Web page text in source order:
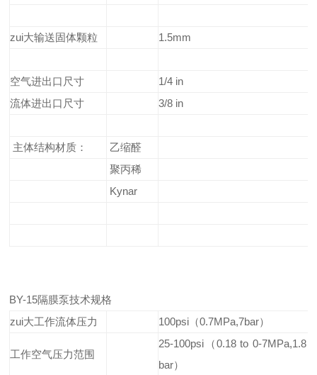
zui大输送固体颗粒 1.5mm
空气进出口尺寸
1/4 in
流体进出口尺寸
3/8 in
主体结构材质：
乙缩醛
聚丙稀
Kynar
BY-15隔膜泵技术规格
zui大工作流体压力
100psi（0.7MPa,7bar）
工作空气压力范围
25-100psi（0.18 to 0-7MPa,1.8
bar）